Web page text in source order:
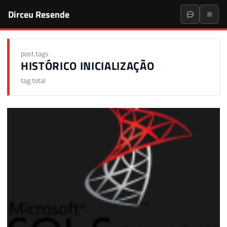
Dirceu Resende
post.tags
HISTÓRICO INICIALIZAÇÃO
tag.total